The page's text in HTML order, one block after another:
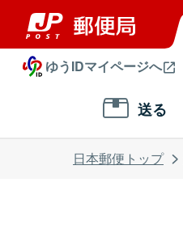
ゆうIDマイページへ
送る
日本郵便トップ